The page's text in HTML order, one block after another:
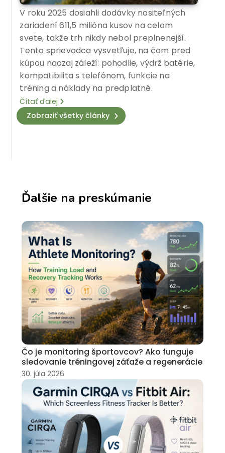
V roku 2025 dosiahli dodávky nositeľných
zariadení 611,5 milióna kusov na celom
svete, takže trh nikdy nebol preplnenejší.
Tento sprievodca vysvetľuje, na čom pred
kúpou naozaj záleží: pohodlie, výdrž batérie,
kompatibilita s telefónom, funkcie na
tréning a náklady na predplatné.
Čítať ďalej
Zobraziť všetky články
Ďalšie na preskúmanie
Čo je monitoring športovcov? Ako funguje
sledovanie tréningovej záťaže a regenerácie
30. júla 2026